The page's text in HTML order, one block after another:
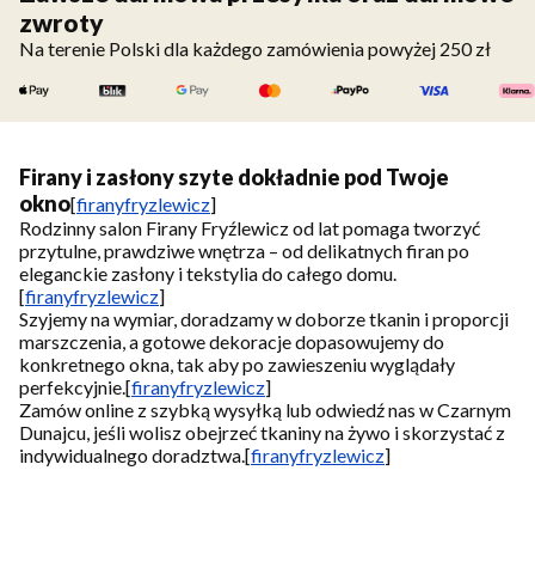
zwroty
Na terenie Polski dla każdego zamówienia powyżej 250 zł
Firany i zasłony szyte dokładnie pod Twoje
okno[firanyfryzlewicz]
Rodzinny salon Firany Fryźlewicz od lat pomaga tworzyć
przytulne, prawdziwe wnętrza – od delikatnych firan po
eleganckie zasłony i tekstylia do całego domu.
[firanyfryzlewicz]
Szyjemy na wymiar, doradzamy w doborze tkanin i proporcji
marszczenia, a gotowe dekoracje dopasowujemy do
konkretnego okna, tak aby po zawieszeniu wyglądały
perfekcyjnie.[firanyfryzlewicz]
Zamów online z szybką wysyłką lub odwiedź nas w Czarnym
Dunajcu, jeśli wolisz obejrzeć tkaniny na żywo i skorzystać z
indywidualnego doradztwa.[firanyfryzlewicz]